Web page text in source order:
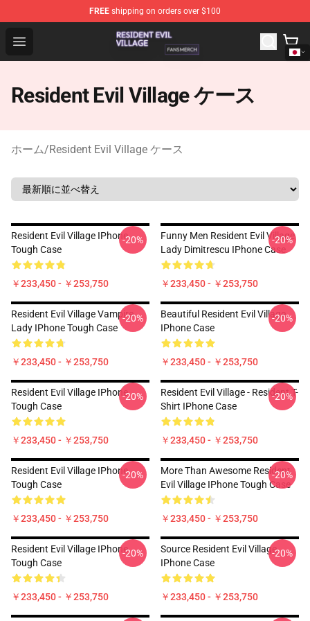
FREE shipping on orders over $100
Open menu
Resident Evil Village Shop - Official Resident Evil Village
Resident Evil Village ケース
ホーム/Resident Evil Village ケース
Resident Evil Village IPhone
Tough Case
￥233,450 - ￥253,750
-20%
Funny Men Resident Evil Village
Lady Dimitrescu IPhone Case
￥233,450 - ￥253,750
-20%
Resident Evil Village Vampire
Lady IPhone Tough Case
￥233,450 - ￥253,750
-20%
Beautiful Resident Evil Village
IPhone Case
￥233,450 - ￥253,750
-20%
Resident Evil Village IPhone
Tough Case
￥233,450 - ￥253,750
-20%
Resident Evil Village - Resident T-
Shirt IPhone Case
￥233,450 - ￥253,750
-20%
Resident Evil Village IPhone
Tough Case
￥233,450 - ￥253,750
-20%
More Than Awesome Resident
Evil Village IPhone Tough Case
￥233,450 - ￥253,750
-20%
Resident Evil Village IPhone
Tough Case
￥233,450 - ￥253,750
-20%
Source Resident Evil Village
IPhone Case
￥233,450 - ￥253,750
-20%